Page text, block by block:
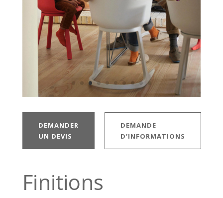
DEMANDER
UN DEVIS
DEMANDE
D’INFORMATIONS
Finitions